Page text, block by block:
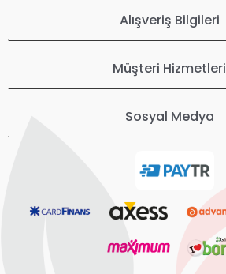
Alışveriş Bilgileri
Müşteri Hizmetleri
Sosyal Medya